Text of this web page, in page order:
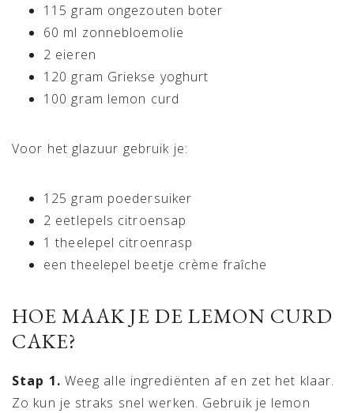
115 gram ongezouten boter
60 ml zonnebloemolie
2 eieren
120 gram Griekse yoghurt
100 gram lemon curd
Voor het glazuur gebruik je:
125 gram poedersuiker
2 eetlepels citroensap
1 theelepel citroenrasp
een theelepel beetje crème fraîche
HOE MAAK JE DE LEMON CURD
CAKE?
Stap 1. Weeg alle ingrediënten af en zet het klaar.
Zo kun je straks snel werken. Gebruik je lemon